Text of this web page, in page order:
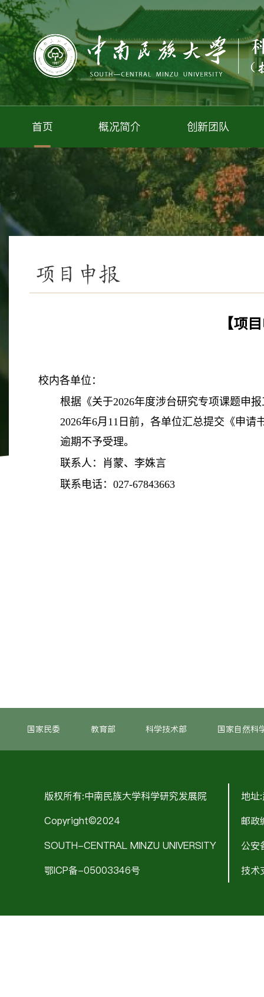
首页 概况简介 创新团队
项目申报
【项
校内各单位：
根据《关于2026年度涉台研究专项课题申
2026年6月11日前，各单位汇总提交《申请
逾期不予受理。
联系人：肖蒙、李姝言
联系电话：027-67843663
国家民委 教育部 科学技术部 国家自然科
版权所有:中南民族大学科学研究发展院
Copyright©2024
SOUTH-CENTRAL MINZU UNIVERSITY
鄂ICP备-05003346号
地址
邮政
公
技术